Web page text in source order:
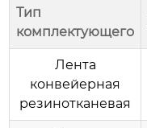
Тип
комплектующего
Лента
конвейерная
резинотканевая